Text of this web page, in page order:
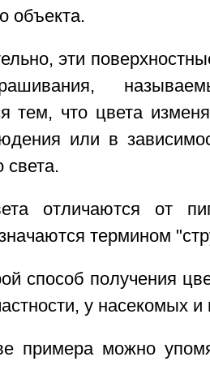
объекта.
эти
тем, что цвета
или в
отличаются от
термином
способ получения
у насекомых и
примера можно